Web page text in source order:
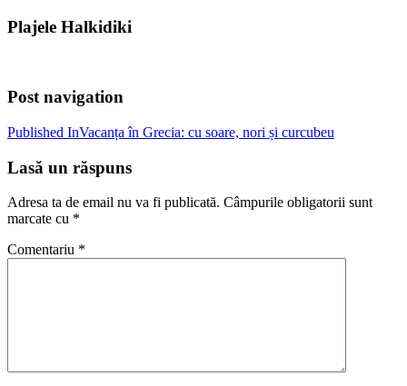
Plajele Halkidiki
Post navigation
Published InVacanța în Grecia: cu soare, nori și curcubeu
Lasă un răspuns
Adresa ta de email nu va fi publicată. Câmpurile obligatorii sunt
marcate cu *
Comentariu *